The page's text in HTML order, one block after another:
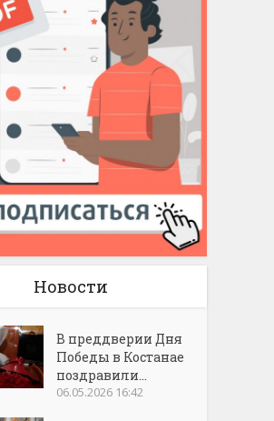
Новости
В преддверии Дня
Победы в Костанае
поздравили...
06.05.2026 16:42